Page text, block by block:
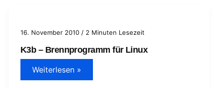
16. November 2010 / 2 Minuten Lesezeit
K3b – Brennprogramm für Linux
K3b
–
Brennprogramm
Weiterlesen »